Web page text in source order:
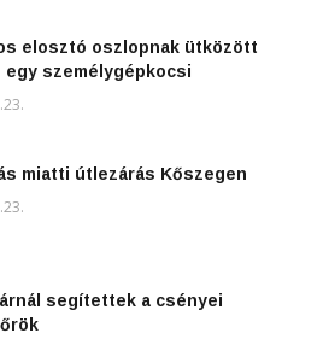
elosztó oszlopnak ütközött
egy személygépkocsi
miatti útlezárás Kőszegen
segítettek a csényei